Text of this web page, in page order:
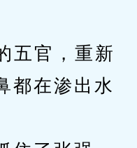
官，重新
都在渗出水